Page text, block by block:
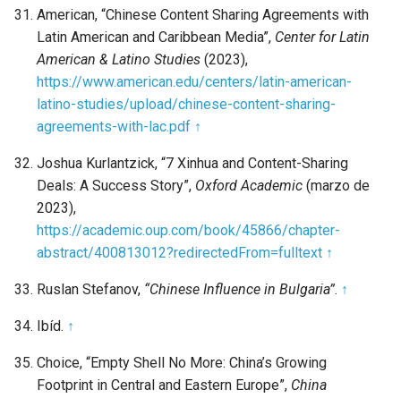
American, “Chinese Content Sharing Agreements with
Latin American and Caribbean Media”, Center for Latin
American & Latino Studies (2023),
https://www.american.edu/centers/latin-american-
latino-studies/upload/chinese-content-sharing-
agreements-with-lac.pdf ↑
Joshua Kurlantzick, “7 Xinhua and Content-Sharing
Deals: A Success Story”, Oxford Academic (marzo de
2023),
https://academic.oup.com/book/45866/chapter-
abstract/400813012?redirectedFrom=fulltext ↑
Ruslan Stefanov, “Chinese Influence in Bulgaria”. ↑
Ibíd. ↑
Choice, “Empty Shell No More: China’s Growing
Footprint in Central and Eastern Europe”, China